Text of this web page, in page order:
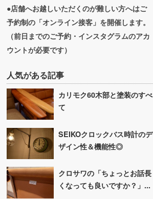
●店舗へお越しいただくのが難しい方へはご
予約制の「オンライン接客」を開催します。
（前日までのご予約・インスタグラムのアカ
ウントが必要です）
人気がある記事
カリモク60木部と塗装のすべ
て
SEIKOクロックバス時計のデ
ザイン性＆機能性◎
クロサワの「ちょっとお話長
くなっても良いですか？」...